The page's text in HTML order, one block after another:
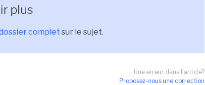
plus
complet sur le sujet.
Une erreur dans l'article?
Proposez-nous une correction